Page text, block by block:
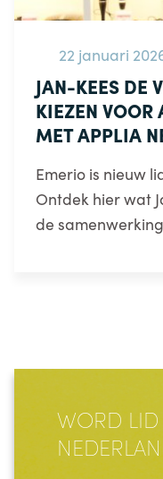
22 januari
JAN-KEES DE
KIEZEN VOOR
MET APPLIA
Emerio is nieuw
Ontdek hier wat
de
WORD LID